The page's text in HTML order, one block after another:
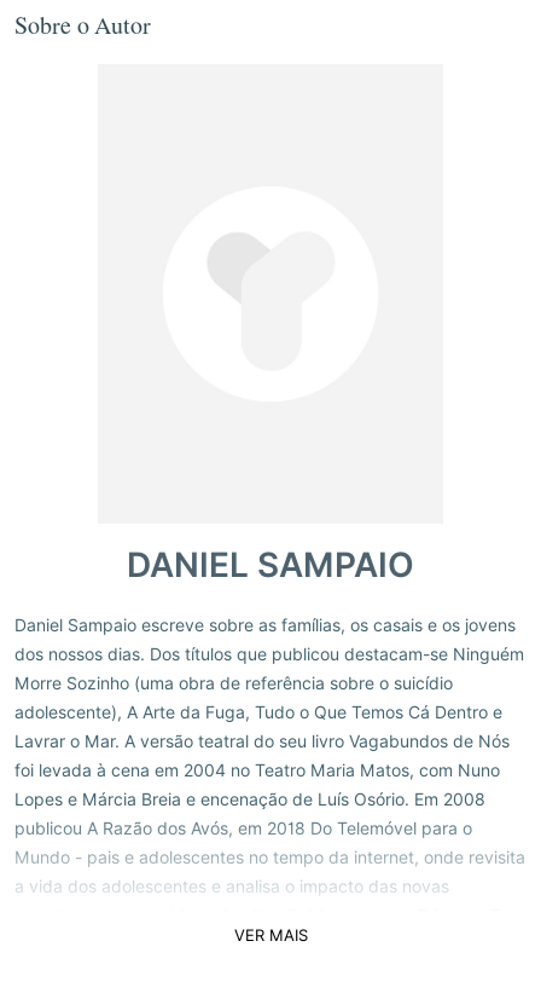
Sobre o Autor
DANIEL SAMPAIO
Daniel Sampaio escreve sobre as famílias, os casais e os jovens
dos nossos dias. Dos títulos que publicou destacam-se Ninguém
Morre Sozinho (uma obra de referência sobre o suicídio
adolescente), A Arte da Fuga, Tudo o Que Temos Cá Dentro e
Lavrar o Mar. A versão teatral do seu livro Vagabundos de Nós
foi levada à cena em 2004 no Teatro Maria Matos, com Nuno
Lopes e Márcia Breia e encenação de Luís Osório. Em 2008
publicou A Razão dos Avós, em 2018 Do Telemóvel para o
Mundo - pais e adolescentes no tempo da internet, onde revisita
a vida dos adolescentes e analisa o impacto das novas
Mão e Leva-me (2020), Covid 19. Relato de Um Sobrevivente
VER MAIS